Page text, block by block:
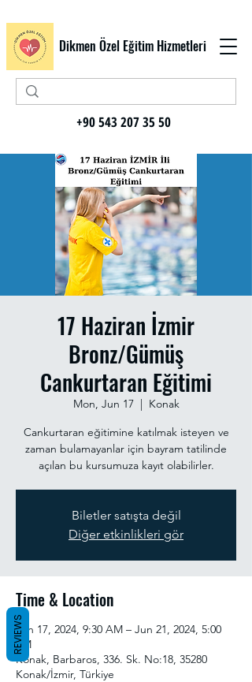
Dikmen Özel Eğitim Hizmetleri
+90 543 207 35 50
17 Haziran İzmir
Bronz/Gümüş
Cankurtaran Eğitimi
Mon, Jun 17
  |
Konak
Cankurtaran eğitimine katılmak isteyen ve
zaman bulamayanlar için bayram tatilinde
açılan bu kursumuza kayıt olabilirler.
Biletler satışta değil
Diğer etkinlikleri gör
Time & Location
Jun 17, 2024, 9:30 AM – Jun 21, 2024, 5:00
PM
Konak, Barbaros, 336. Sk. No:18, 35280
Konak/İzmir, Türkiye
REVIEWS